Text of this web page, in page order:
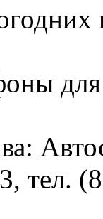
тел.